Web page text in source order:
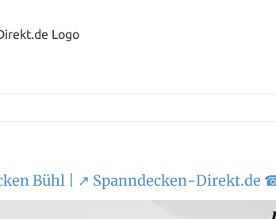
Bühl | ↗️ Spanndecken-Direkt.de